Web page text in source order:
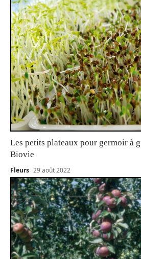
Les petits plateaux pour germoir à
Biovie
Fleurs 29 août 2022